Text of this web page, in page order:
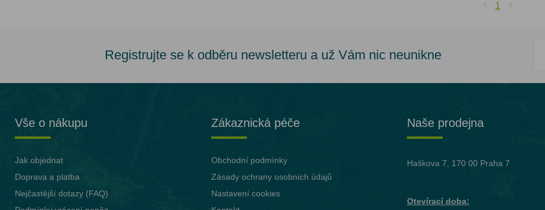
1
Registrujte se k odběru newsletteru a už Vám nic neunikne
Vše o nákupu
Jak objednat
Doprava a platba
Nejčastější dotazy (FAQ)
Zákaznická péče
Obchodní podmínky
Zásady ochrany osobních údajů
Nastavení cookies
Naše prodejna
Haškova 7, 170 00 Praha 7
Otevírací doba: